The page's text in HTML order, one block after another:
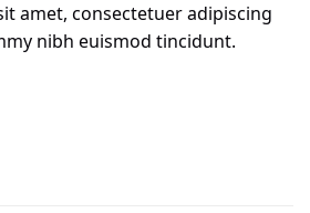
amet, consectetuer adipiscing
nibh euismod tincidunt.